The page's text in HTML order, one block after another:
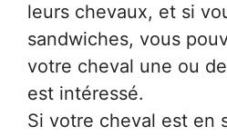
leurs chevaux, et si
sandwiches, vous
votre cheval une ou
est intéressé.
Si votre cheval est en